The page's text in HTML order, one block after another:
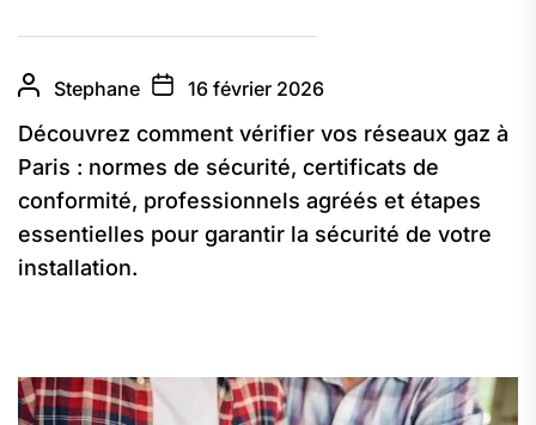
Stephane 16 février 2026
Découvrez comment vérifier vos réseaux gaz à
Paris : normes de sécurité, certificats de
conformité, professionnels agréés et étapes
essentielles pour garantir la sécurité de votre
installation.